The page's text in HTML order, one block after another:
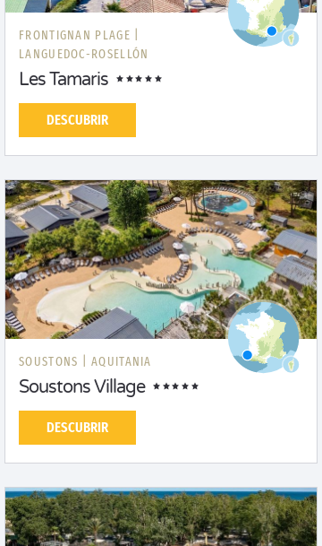
FRONTIGNAN PLAGE |
LANGUEDOC-ROSELLÓN
Les Tamaris
DESCUBRIR
SOUSTONS | AQUITANIA
Soustons Village
DESCUBRIR